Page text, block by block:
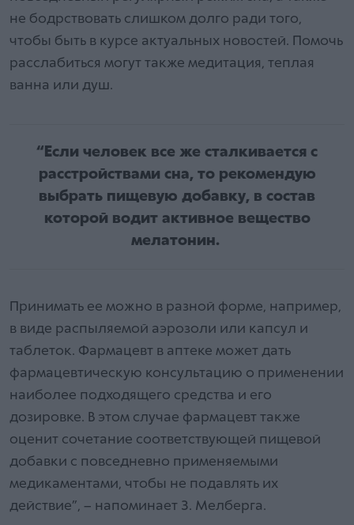
не бодрствовать слишком долго ради того,
чтобы быть в курсе актуальных новостей. Помочь
расслабиться могут также медитация, теплая
ванна или душ.
“Если человек все же сталкивается с
расстройствами сна, то рекомендую
выбрать пищевую добавку, в состав
которой водит активное вещество
мелатонин.
Принимать ее можно в разной форме, например,
в виде распыляемой аэрозоли или капсул и
таблеток. Фармацевт в аптеке может дать
фармацевтическую консультацию о применении
наиболее подходящего средства и его
дозировке. В этом случае фармацевт также
оценит сочетание соответствующей пищевой
добавки с повседневно применяемыми
медикаментами, чтобы не подавлять их
действие”, – напоминает З. Мелберга.